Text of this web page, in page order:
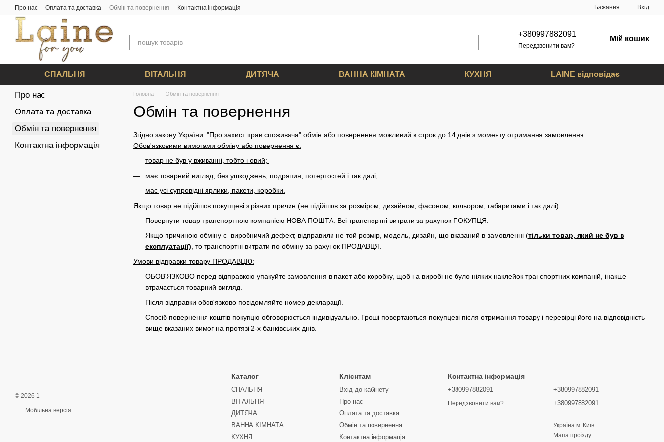
Перейти до основного контенту
Про нас Оплата та доставка Обмін та повернення Контактна інформація Бажання Вхід
+380997882091
Передзвонити вам?
Мій кошик
СПАЛЬНЯ ВІТАЛЬНЯ ДИТЯЧА ВАННА КІМНАТА КУХНЯ LAINE відповідає
Головна Обмін та повернення
Обмін та повернення
Згідно закону України "Про захист прав споживача" обмін або повернення можливий в строк до 14 днів з моменту отримання замовлення.
Обов'язковими вимогами обміну або повернення є:
товар не був у вживанні, тобто новий;
має товарний вигляд, без ушкоджень, подряпин, потертостей і так далі;
має усі супровідні ярлики, пакети, коробки.
Якщо товар не підійшов покупцеві з різних причин (не підійшов за розміром, дизайном, фасоном, кольором, габаритами і так далі):
Повернути товар транспортною компанією НОВА ПОШТА. Всі транспортні витрати за рахунок ПОКУПЦЯ.
Якщо причиною обміну є виробничий дефект, відправили не той розмір, модель, дизайн, що вказаний в замовленні (тільки товар, який не був в
експлуатації), то транспортні витрати по обміну за рахунок ПРОДАВЦЯ. ​
Умови відправки товару ПРОДАВЦЮ:
ОБОВ'ЯЗКОВО перед відправкою упакуйте замовлення в пакет або коробку, щоб на виробі не було ніяких наклейок транспортних компаній, інакше
втрачається товарний вигляд.
Після відправки обов'язково повідомляйте номер декларації.
Спосіб повернення коштів покупцю обговорюється індивідуально. Гроші повертаються покупцеві після отримання товару і перевірці його на відповідність
вище вказаних вимог на протязі 2-х банківських днів.
Про нас
Оплата та доставка
Обмін та повернення
Контактна інформація
© 2026 1
Мобільна версія
Каталог
СПАЛЬНЯ
ВІТАЛЬНЯ
ДИТЯЧА
ВАННА КІМНАТА
КУХНЯ
Клієнтам
Вхід до кабінету
Про нас
Оплата та доставка
Обмін та повернення
Контактна інформація
Контактна інформація
+380997882091
Передзвонити вам?
+380997882091
+380997882091
Україна м. Київ
Мапа проїзду